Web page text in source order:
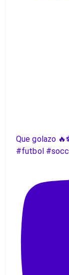
Que golazo
#futbol